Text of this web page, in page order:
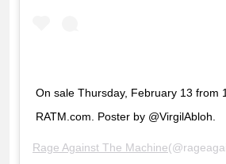
On sale Thursday, February 13 from
RATM.com. Poster by @VirgilAbloh.
Rage Against The Machine